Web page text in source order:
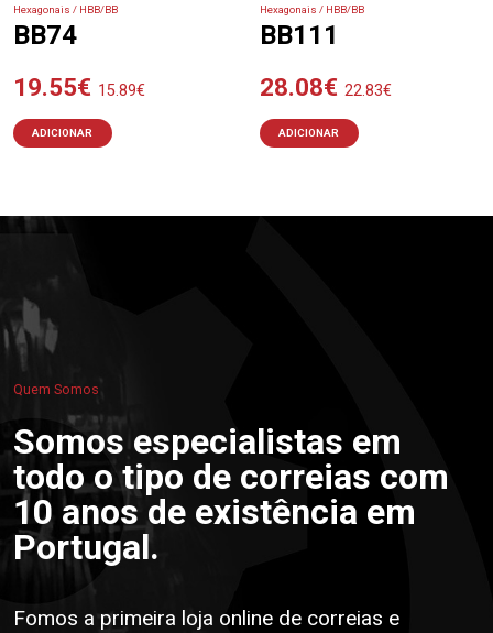
Hexagonais / HBB/BB
BB74
19.55€ 15.89€
ADICIONAR
Hexagonais / HBB/BB
BB111
28.08€ 22.83€
ADICIONAR
Quem Somos
Somos especialistas em
todo o tipo de correias com
10 anos de existência em
Portugal.
Fomos a primeira loja online de correias e